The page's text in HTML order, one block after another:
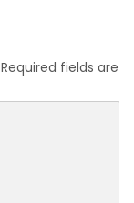
Required fields are